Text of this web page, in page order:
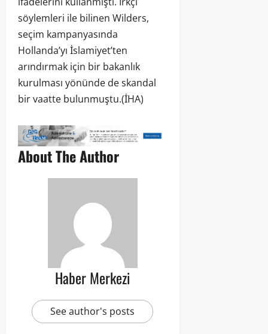
söylemleri ile bilinen Wilders,
seçim kampanyasında
Hollanda’yı İslamiyet’ten
arındırmak için bir bakanlık
kurulması yönünde de skandal
bir vaatte bulunmuştu.(İHA)
About The Author
Haber Merkezi
See author's posts